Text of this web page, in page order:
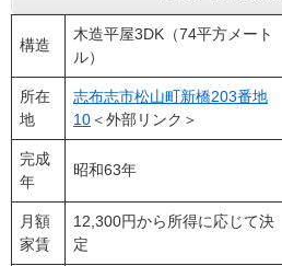
構造
木造平屋3DK（74平方メート
ル）
所在
地
志布志市松山町新橋203番地
10＜外部リンク＞
完成
年
昭和63年
月額
家賃
12,300円から所得に応じて決
定